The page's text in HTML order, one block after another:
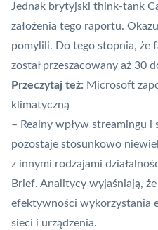
Jednak brytyjski think-tank
założenia tego raportu.
pomylili. Do tego stopnia, że
został przeszacowany aż 30
Przeczytaj też: Microsoft
klimatyczną
– Realny wpływ streamingu
pozostaje stosunkowo
z innymi rodzajami
Brief. Analitycy wyjaśniają,
efektywności wykorzystania
sieci i urządzenia.